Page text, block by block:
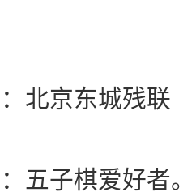
京东城残联
子棋爱好者。